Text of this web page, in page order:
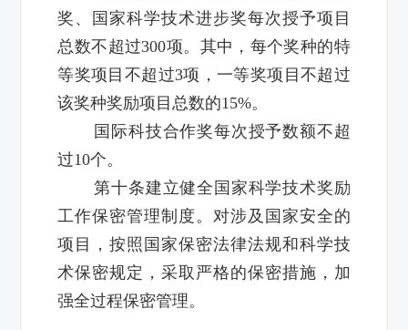
奖、国家科学技术进步奖每次授予项目
总数不超过300项。其中，每个奖种的特
等奖项目不超过3项，一等奖项目不超过
该奖种奖励项目总数的15%。
国际科技合作奖每次授予数额不超
过10个。
第十条建立健全国家科学技术奖励
工作保密管理制度。对涉及国家安全的
项目，按照国家保密法律法规和科学技
术保密规定，采取严格的保密措施，加
强全过程保密管理。